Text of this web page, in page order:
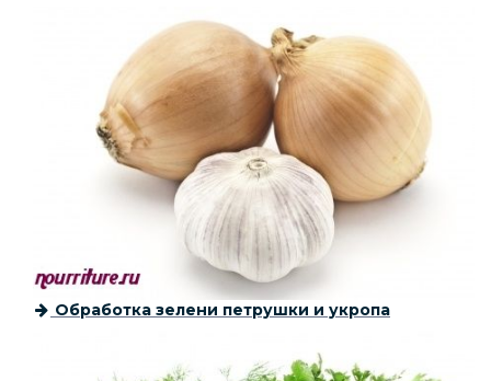
Обработка зелени петрушки и укропа